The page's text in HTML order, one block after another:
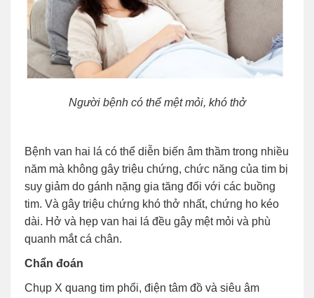
Người bệnh có thể mệt mỏi, khó thở
Bệnh van hai lá có thể diễn biến âm thầm trong nhiều
năm mà không gây triệu chứng, chức năng của tim bị
suy giảm do gánh nặng gia tăng đối với các buồng
tim. Và gây triệu chứng khó thở nhất, chứng ho kéo
dài. Hở và hẹp van hai lá đều gây mệt mỏi và phù
quanh mắt cá chân.
Chẩn đoán
Chụp X quang tim phổi, điện tâm đồ và siêu âm